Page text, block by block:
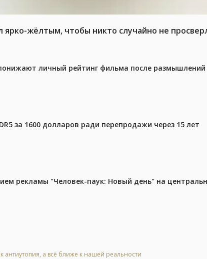
жёлтым, чтобы никто случайно не
личный рейтинг фильма после
за 1600 долларов ради перепродажи через 15 лет
рекламы "Человек-паук: Новый день" на
антиутопия, а всё ближе к нашей реальности